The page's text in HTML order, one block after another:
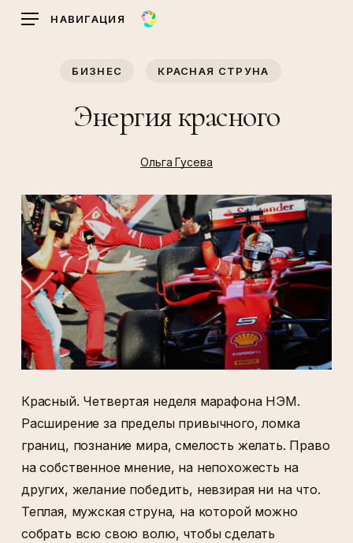
Skip
НАВИГАЦИЯ
БИЗНЕС КРАСНАЯ СТРУНА
Энергия красного
Ольга Гусева
Красный. Четвертая неделя марафона НЭМ.
Расширение за пределы привычного, ломка
границ, познание мира, смелость желать. Право
на собственное мнение, на непохожесть на
других, желание победить, невзирая ни на что.
Теплая, мужская струна, на которой можно
собрать всю свою волю, чтобы сделать